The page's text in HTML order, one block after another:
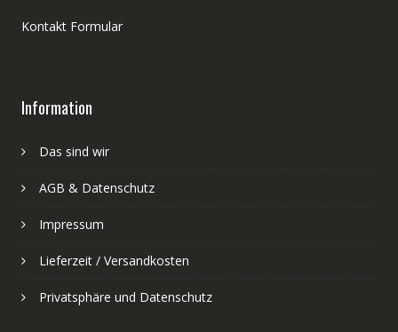
Kontakt Formular
Information
Das sind wir
AGB & Datenschutz
Impressum
Lieferzeit / Versandkosten
Privatsphäre und Datenschutz